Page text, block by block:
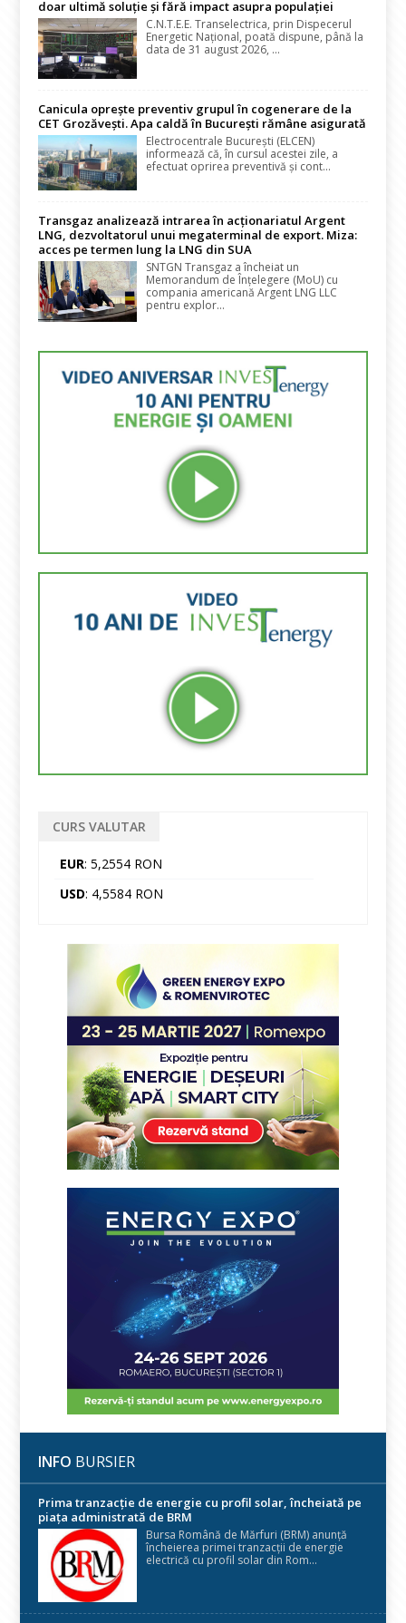
doar ultimă soluție și fără impact asupra populației
C.N.T.E.E. Transelectrica, prin Dispecerul
Energetic Național, poată dispune, până la
data de 31 august 2026, ...
Canicula oprește preventiv grupul în cogenerare de la
CET Grozăvești. Apa caldă în București rămâne asigurată
Electrocentrale București (ELCEN)
informează că, în cursul acestei zile, a
efectuat oprirea preventivă și cont...
Transgaz analizează intrarea în acționariatul Argent
LNG, dezvoltatorul unui megaterminal de export. Miza:
acces pe termen lung la LNG din SUA
SNTGN Transgaz a încheiat un
Memorandum de Înțelegere (MoU) cu
compania americană Argent LNG LLC
pentru explor...
CURS VALUTAR
EUR: 5,2554 RON
USD: 4,5584 RON
INFO BURSIER
Prima tranzacție de energie cu profil solar, încheiată pe
piața administrată de BRM
Bursa Română de Mărfuri (BRM) anunță
încheierea primei tranzacții de energie
electrică cu profil solar din Rom...